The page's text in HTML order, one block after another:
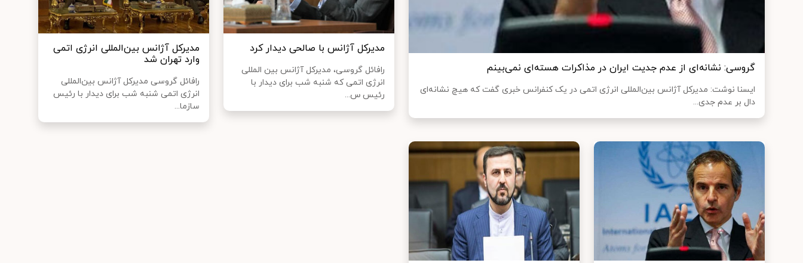
گروسی: نشانه‌ای از عدم جدیت ایران در مذاکرات هسته‌ای نمی‌بینم
ایسنا نوشت: مدیرکل آژانس بین‌المللی انرژی اتمی در یک کنفرانس خبری گفت که هیچ نشانه‌ای
دال بر عدم جدی...
مدیرکل آژانس با صالحی دیدار کرد
رافائل گروسی، مدیرکل آژانس بین المللی
انرژی اتمی که شنبه شب برای دیدار با
رئیس س...
مدیرکل آژانس بین‌المللی انرژی اتمی
وارد تهران شد
رافائل گروسی مدیرکل آژانس بین‌المللی
انرژی اتمی شنبه شب برای دیدار با رئیس
سازما...